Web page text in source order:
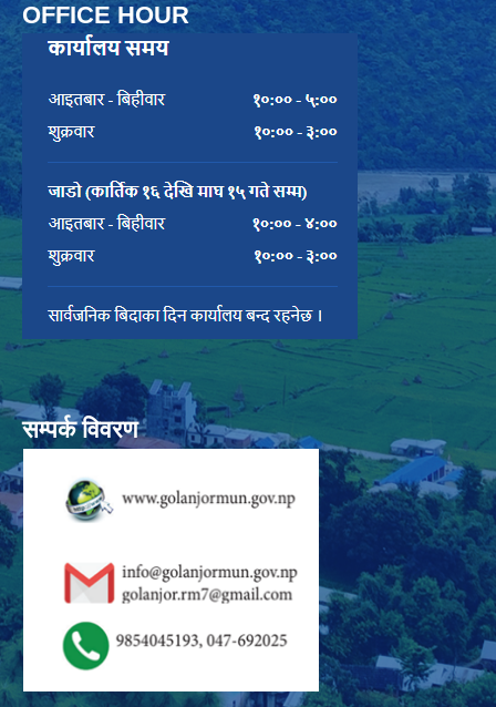
OFFICE HOUR
सम्पर्क विवरण